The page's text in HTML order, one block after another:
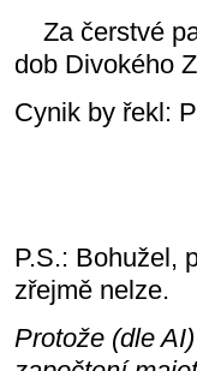
Za čerstvé
dob Divokého
Cynik by řekl:
P.S.: Bohužel,
zřejmě nelze.
Protože (dle